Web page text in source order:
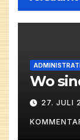
Wo
27. JULI